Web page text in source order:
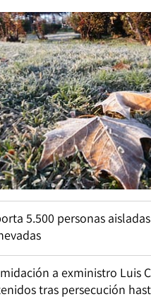
5.500 personas
a exministro Luis
tras persecución